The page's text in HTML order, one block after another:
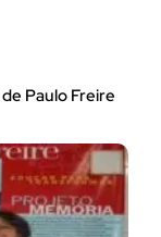
Paulo Freire